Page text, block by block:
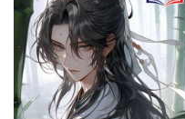
Sát Phạt Quyết Đoán
Vô Sỉ
Điềm Đạm